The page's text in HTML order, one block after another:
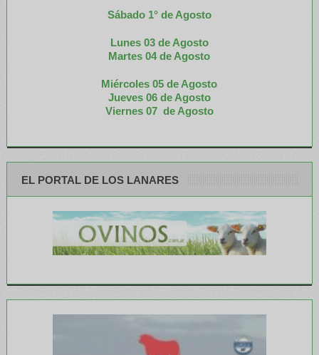
Sábado 1° de Agosto
Lunes 03 de Agosto
Martes 04 de Agosto
Miércoles 05 de Agosto
Jueves 06 de Agosto
Viernes 07 de Agosto
EL PORTAL DE LOS LANARES